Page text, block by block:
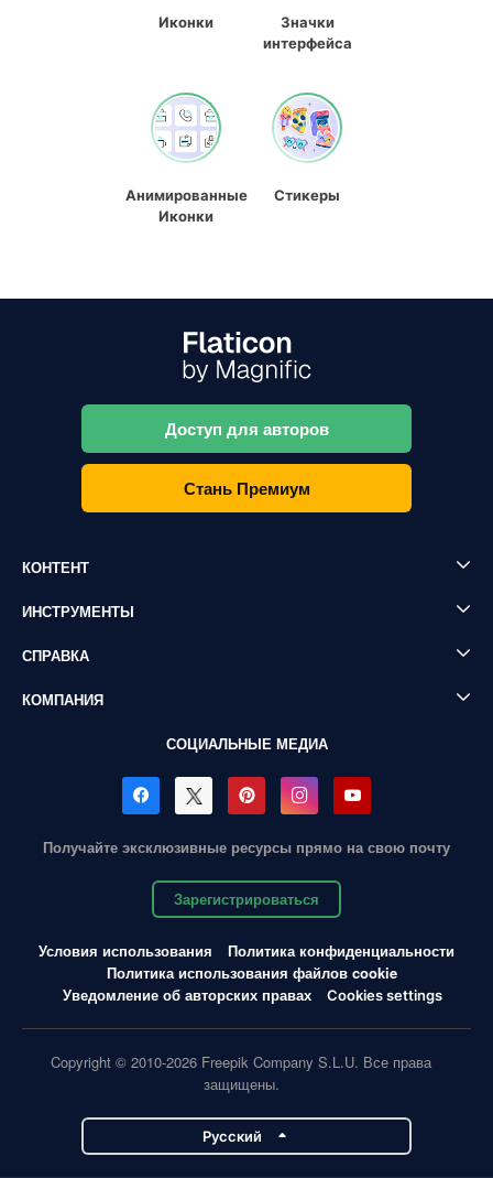
Иконки
Значки
интерфейса
Анимированные
Иконки
Стикеры
Доступ для авторов
Стань Премиум
КОНТЕНТ
ИНСТРУМЕНТЫ
СПРАВКА
КОМПАНИЯ
СОЦИАЛЬНЫЕ МЕДИА
Получайте эксклюзивные ресурсы прямо на свою почту
Зарегистрироваться
Условия использования
Политика конфиденциальности
Политика использования файлов cookie
Уведомление об авторских правах
Cookies settings
Copyright © 2010-2026 Freepik Company S.L.U. Все права
защищены.
Pусский